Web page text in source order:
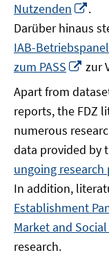
Nutzenden
.
Darüber hinaus
IAB-Betriebspanel
zum PASS
In
zur
Apart from
reports, the FDZ
numerous
data provided by
ungoing research
In addition,
Establishment
Market and Social
research.